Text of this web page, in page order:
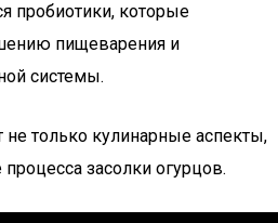
пробиотики, которые
пищеварения и
системы.
только кулинарные аспекты,
засолки огурцов.